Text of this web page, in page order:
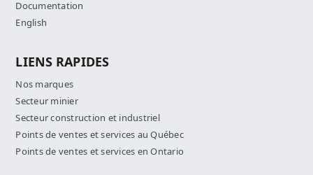
Documentation
English
LIENS RAPIDES
Nos marques
Secteur minier
Secteur construction et industriel
Points de ventes et services au Québec
Points de ventes et services en Ontario